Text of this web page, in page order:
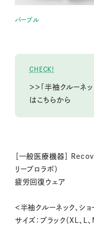
パープル
CHECK!
＞＞「半袖クルーネ
はこちらから
［一般医療機器］
リープロラボ）
疲労回復ウェア
＜半袖クルーネック、ショ
サイズ：ブラック（XL、L